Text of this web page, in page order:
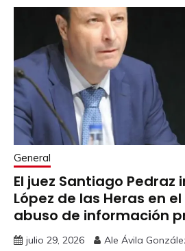
General
El juez Santiago
López de las Heras en
abuso de información
julio 29, 2026 Ale Ávila